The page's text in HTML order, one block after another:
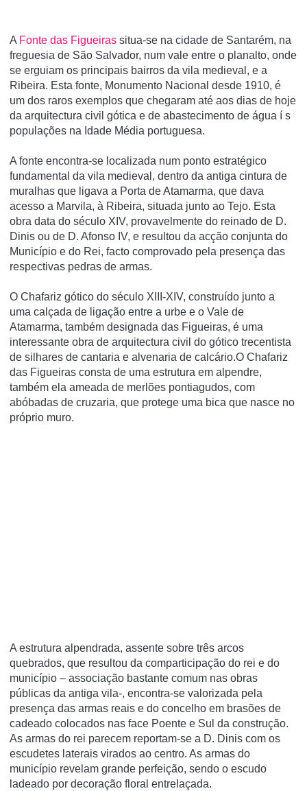
A Fonte das Figueiras situa-se na cidade de Santarém, na
freguesia de São Salvador, num vale entre o planalto, onde
se erguiam os principais bairros da vila medieval, e a
Ribeira. Esta fonte, Monumento Nacional desde 1910, é
um dos raros exemplos que chegaram até aos dias de hoje
da arquitectura civil gótica e de abastecimento de água í s
populações na Idade Média portuguesa.
A fonte encontra-se localizada num ponto estratégico
fundamental da vila medieval, dentro da antiga cintura de
muralhas que ligava a Porta de Atamarma, que dava
acesso a Marvila, à Ribeira, situada junto ao Tejo. Esta
obra data do século XIV, provavelmente do reinado de D.
Dinis ou de D. Afonso IV, e resultou da acção conjunta do
Municí­pio e do Rei, facto comprovado pela presença das
respectivas pedras de armas.
O Chafariz gótico do século XIII-XIV, construído junto a
uma calçada de ligação entre a urbe e o Vale de
Atamarma, também designada das Figueiras, é uma
interessante obra de arquitectura civil do gótico trecentista
de silhares de cantaria e alvenaria de calcário.O Chafariz
das Figueiras consta de uma estrutura em alpendre,
também ela ameada de merlões pontiagudos, com
abóbadas de cruzaria, que protege uma bica que nasce no
próprio muro.
A estrutura alpendrada, assente sobre três arcos
quebrados, que resultou da comparticipação do rei e do
município – associação bastante comum nas obras
públicas da antiga vila-, encontra-se valorizada pela
presença das armas reais e do concelho em brasões de
cadeado colocados nas face Poente e Sul da construção.
As armas do rei parecem reportam-se a D. Dinis com os
escudetes laterais virados ao centro. As armas do
município revelam grande perfeição, sendo o escudo
ladeado por decoração floral entrelaçada.